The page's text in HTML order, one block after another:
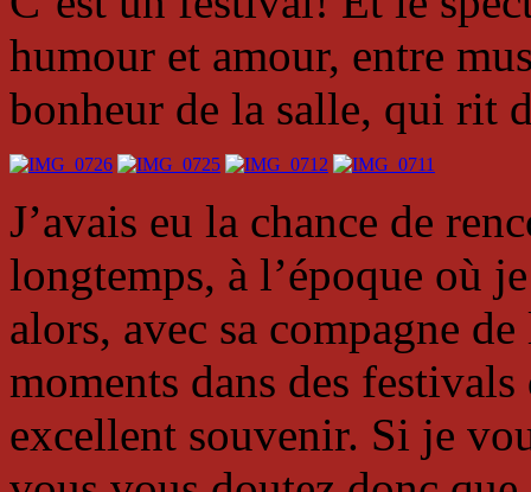
humour et amour, entre
bonheur de la salle, qui rit
J’avais eu la chance de
longtemps, à l’époque où
alors, avec sa compagne
moments dans des
excellent souvenir. Si je